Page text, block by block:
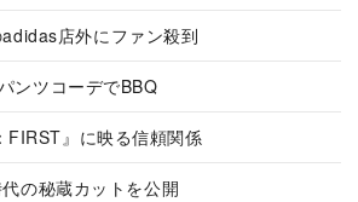
店外にファン殺到
ンツコーデでBBQ
FIRST』に映る信頼関係
の秘蔵カットを公開